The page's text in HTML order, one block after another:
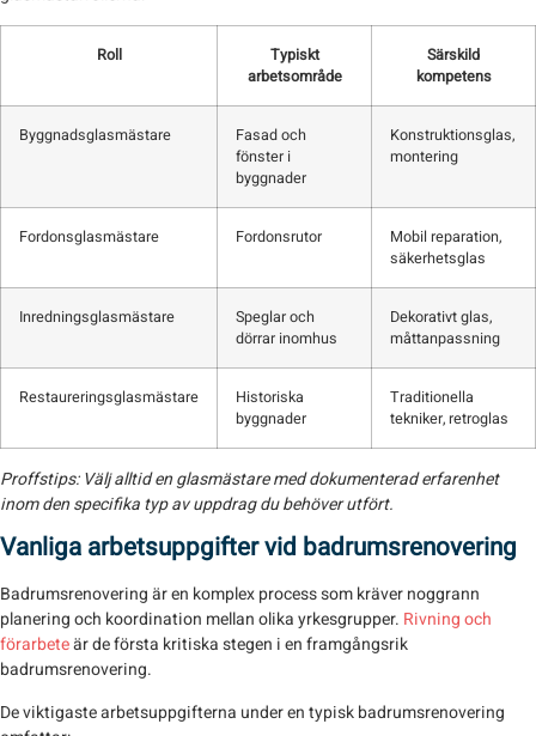
Roll
Typiskt
arbetsområde
Särskild
kompetens
Byggnadsglasmästare
Fasad och
fönster i
byggnader
Konstruktionsglas,
montering
Fordonsglasmästare Fordonsrutor
Mobil reparation,
säkerhetsglas
Inredningsglasmästare
Speglar och
dörrar inomhus
Dekorativt glas,
måttanpassning
Restaureringsglasmästare
Historiska
byggnader
Traditionella
tekniker, retroglas
Proffstips: Välj alltid en glasmästare med dokumenterad erfarenhet
inom den specifika typ av uppdrag du behöver utfört.
Vanliga arbetsuppgifter vid badrumsrenovering
Badrumsrenovering är en komplex process som kräver noggrann
planering och koordination mellan olika yrkesgrupper. Rivning och
förarbeteär de första kritiska stegen i en framgångsrik
badrumsrenovering.
De viktigaste arbetsuppgifterna under en typisk badrumsrenovering